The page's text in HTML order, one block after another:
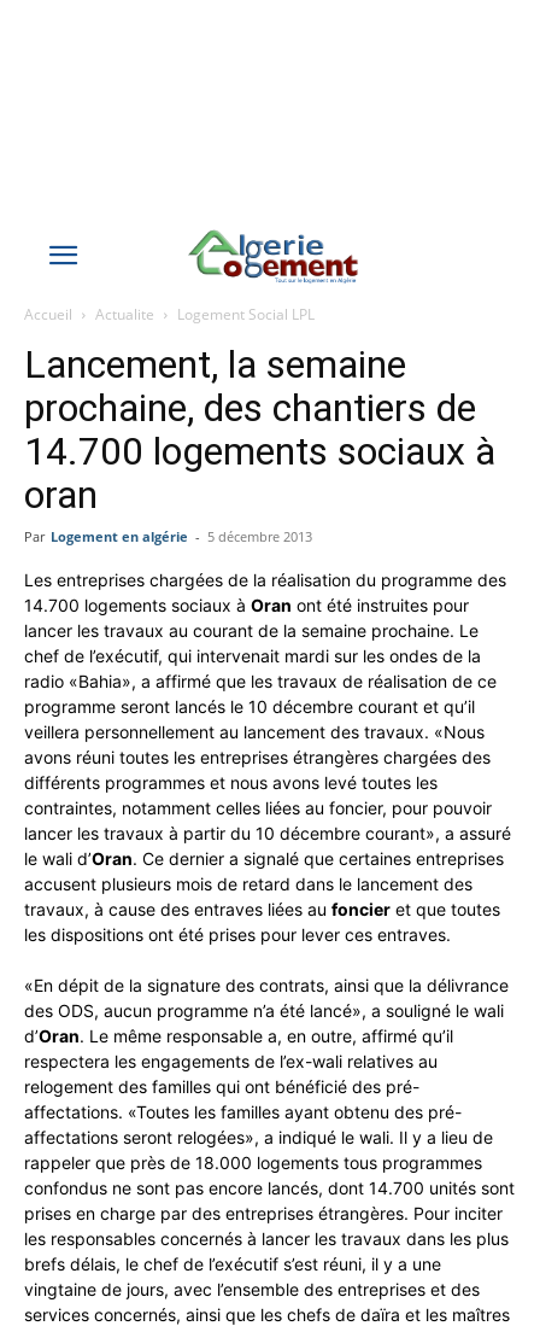
Accueil Actualite Logement Social LPL
Lancement, la semaine
prochaine, des chantiers de
14.700 logements sociaux à
oran
Par Logement en algérie - 5 décembre 2013
Les entreprises chargées de la réalisation du programme des
14.700 logements sociaux à Oran ont été instruites pour
lancer les travaux au courant de la semaine prochaine. Le
chef de l’exécutif, qui intervenait mardi sur les ondes de la
radio «Bahia», a affirmé que les travaux de réalisation de ce
programme seront lancés le 10 décembre courant et qu’il
veillera personnellement au lancement des travaux. «Nous
avons réuni toutes les entreprises étrangères chargées des
différents programmes et nous avons levé toutes les
contraintes, notamment celles liées au foncier, pour pouvoir
lancer les travaux à partir du 10 décembre courant», a assuré
le wali d’Oran. Ce dernier a signalé que certaines entreprises
accusent plusieurs mois de retard dans le lancement des
travaux, à cause des entraves liées au foncier et que toutes
les dispositions ont été prises pour lever ces entraves.
«En dépit de la signature des contrats, ainsi que la délivrance
des ODS, aucun programme n’a été lancé», a souligné le wali
d’Oran. Le même responsable a, en outre, affirmé qu’il
respectera les engagements de l’ex-wali relatives au
relogement des familles qui ont bénéficié des pré-
affectations. «Toutes les familles ayant obtenu des pré-
affectations seront relogées», a indiqué le wali. Il y a lieu de
rappeler que près de 18.000 logements tous programmes
confondus ne sont pas encore lancés, dont 14.700 unités sont
prises en charge par des entreprises étrangères. Pour inciter
les responsables concernés à lancer les travaux dans les plus
brefs délais, le chef de l’exécutif s’est réuni, il y a une
vingtaine de jours, avec l’ensemble des entreprises et des
services concernés, ainsi que les chefs de daïra et les maîtres